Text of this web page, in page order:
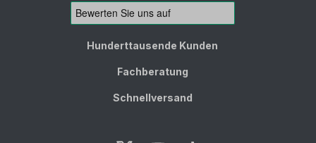
Hunderttausende Kunden
Fachberatung
Schnellversand